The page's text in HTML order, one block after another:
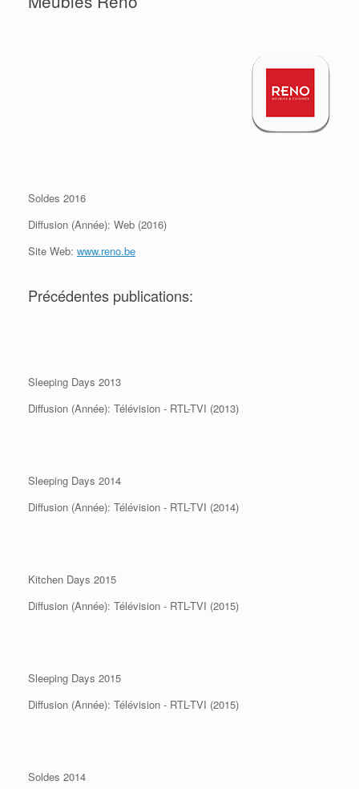
Soldes 2016
Diffusion (Année): Web (2016)
Site Web: www.reno.be
Précédentes publications:
Sleeping Days 2013
Diffusion (Année): Télévision - RTL-TVI (2013)
Sleeping Days 2014
Diffusion (Année): Télévision - RTL-TVI (2014)
Kitchen Days 2015
Diffusion (Année): Télévision - RTL-TVI (2015)
Sleeping Days 2015
Diffusion (Année): Télévision - RTL-TVI (2015)
Soldes 2014